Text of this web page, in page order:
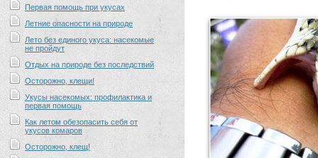
Первая помощь при укусах
Летние опасности на природе
Лето без единого укуса: насекомые
не пройдут
Отдых на природе без последствий
Осторожно, клещи!
Укусы насекомых: профилактика и
первая помощь
Как летом обезопасить себя от
укусов комаров
Осторожно, клещ!